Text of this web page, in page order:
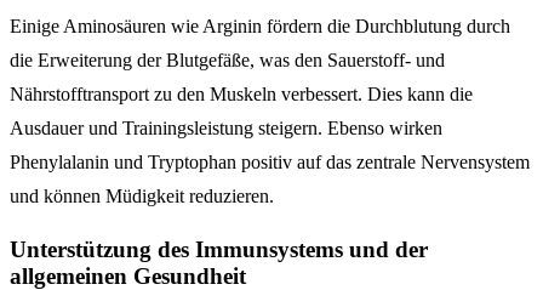
Einige Aminosäuren wie Arginin fördern die Durchblutung durch
die Erweiterung der Blutgefäße, was den Sauerstoff- und
Nährstofftransport zu den Muskeln verbessert. Dies kann die
Ausdauer und Trainingsleistung steigern. Ebenso wirken
Phenylalanin und Tryptophan positiv auf das zentrale Nervensystem
und können Müdigkeit reduzieren.
Unterstützung des Immunsystems und der
allgemeinen Gesundheit